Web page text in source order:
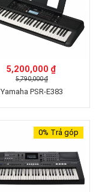
5,200,000 ₫
5,790,000 ₫
Yamaha PSR-E383
0% Trả góp